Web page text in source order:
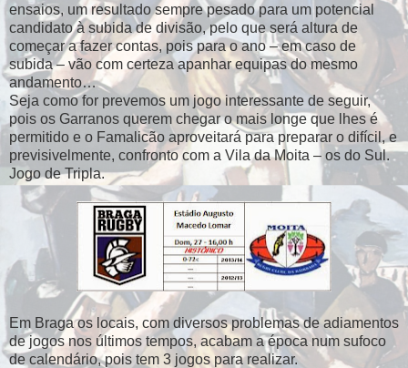
ensaios, um resultado sempre pesado para um potencial
candidato à subida de divisão, pelo que será altura de
começar a fazer contas, pois para o ano – em caso de
subida – vão com certeza apanhar equipas do mesmo
andamento…
Seja como for prevemos um jogo interessante de seguir,
pois os Garranos querem chegar o mais longe que lhes é
permitido e o Famalicão aproveitará para preparar o difícil, e
previsivelmente, confronto com a Vila da Moita – os do Sul.
Jogo de Tripla.
Em Braga os locais, com diversos problemas de adiamentos
de jogos nos últimos tempos, acabam a época num sufoco
de calendário, pois tem 3 jogos para realizar.